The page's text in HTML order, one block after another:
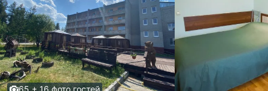
65 + 16 фото гостей